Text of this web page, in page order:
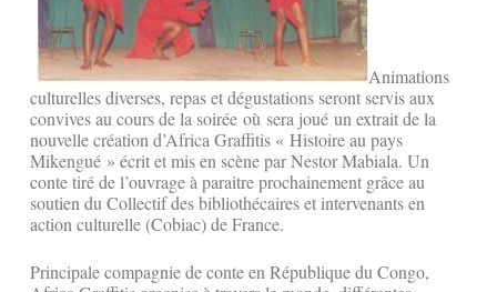
Animations
culturelles diverses, repas et dégustations seront servis aux
convives au cours de la soirée où sera joué un extrait de la
nouvelle création d’Africa Graffitis « Histoire au pays
Mikengué » écrit et mis en scène par Nestor Mabiala. Un
conte tiré de l’ouvrage à paraitre prochainement grâce au
soutien du Collectif des bibliothécaires et intervenants en
action culturelle (Cobiac) de France.
Principale compagnie de conte en République du Congo,